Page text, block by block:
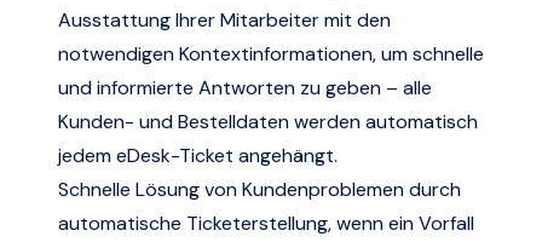
Ausstattung Ihrer Mitarbeiter mit den
notwendigen Kontextinformationen, um schnelle
und informierte Antworten zu geben – alle
Kunden- und Bestelldaten werden automatisch
jedem eDesk-Ticket angehängt.
Schnelle Lösung von Kundenproblemen durch
automatische Ticketerstellung, wenn ein Vorfall